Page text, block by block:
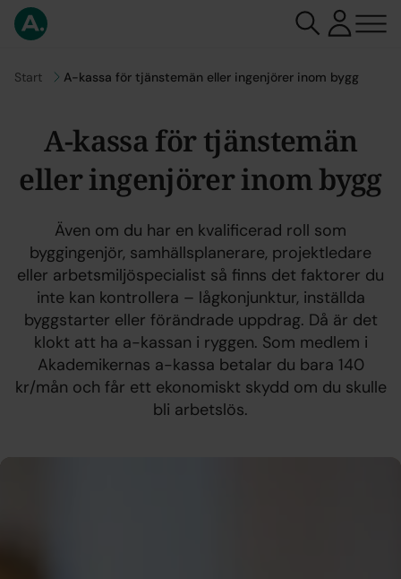
Gå till
Start A-kassa för tjänstemän eller ingenjörer inom bygg
A-kassa för tjänstemän
eller ingenjörer inom bygg
Även om du har en kvalificerad roll som
byggingenjör, samhällsplanerare, projektledare
eller arbetsmiljöspecialist så finns det faktorer du
inte kan kontrollera – lågkonjunktur, inställda
byggstarter eller förändrade uppdrag. Då är det
klokt att ha a-kassan i ryggen. Som medlem i
Akademikernas a-kassa betalar du bara 140
kr/mån och får ett ekonomiskt skydd om du skulle
bli arbetslös.